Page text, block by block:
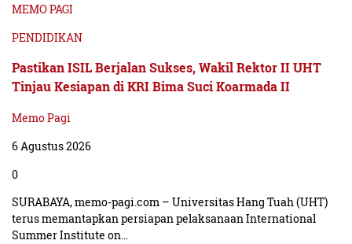
MEMO PAGI
PENDIDIKAN
Pastikan ISIL Berjalan Sukses, Wakil Rektor II UHT
Tinjau Kesiapan di KRI Bima Suci Koarmada II
Memo Pagi
6 Agustus 2026
0
SURABAYA, memo-pagi.com – Universitas Hang Tuah (UHT)
terus memantapkan persiapan pelaksanaan International
Summer Institute on…